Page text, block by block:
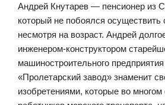
Андрей Кнутарев — пенсионер из
который не побоялся осуществить
несмотря на возраст. Андрей
инженером-конструктором
машиностроительного
«Пролетарский завод» знаменит
изобретениями, которые во